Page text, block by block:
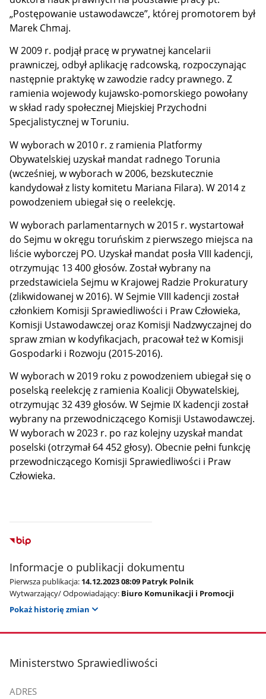
„Postępowanie ustawodawcze”, której promotorem był
Marek Chmaj.
W 2009 r. podjął pracę w prywatnej kancelarii
prawniczej, odbył aplikację radcowską, rozpoczynając
następnie praktykę w zawodzie radcy prawnego. Z
ramienia wojewody kujawsko-pomorskiego powołany
w skład rady społecznej Miejskiej Przychodni
Specjalistycznej w Toruniu.
W wyborach w 2010 r. z ramienia Platformy
Obywatelskiej uzyskał mandat radnego Torunia
(wcześniej, w wyborach w 2006, bezskutecznie
kandydował z listy komitetu Mariana Filara). W 2014 z
powodzeniem ubiegał się o reelekcję.
W wyborach parlamentarnych w 2015 r. wystartował
do Sejmu w okręgu toruńskim z pierwszego miejsca na
liście wyborczej PO. Uzyskał mandat posła VIII kadencji,
otrzymując 13 400 głosów. Został wybrany na
przedstawiciela Sejmu w Krajowej Radzie Prokuratury
(zlikwidowanej w 2016). W Sejmie VIII kadencji został
członkiem Komisji Sprawiedliwości i Praw Człowieka,
Komisji Ustawodawczej oraz Komisji Nadzwyczajnej do
spraw zmian w kodyfikacjach, pracował też w Komisji
Gospodarki i Rozwoju (2015-2016).
W wyborach w 2019 roku z powodzeniem ubiegał się o
poselską reelekcję z ramienia Koalicji Obywatelskiej,
otrzymując 32 439 głosów. W Sejmie IX kadencji został
wybrany na przewodniczącego Komisji Ustawodawczej.
W wyborach w 2023 r. po raz kolejny uzyskał mandat
poselski (otrzymał 64 452 głosy). Obecnie pełni funkcję
przewodniczącego Komisji Sprawiedliwości i Praw
Człowieka.
Informacje o publikacji dokumentu
Pierwsza publikacja: 14.12.2023 08:09 Patryk Polnik
Wytwarzający/ Odpowiadający: Biuro Komunikacji i Promocji
Pokaż historię zmian
stopka
Ministerstwo Sprawiedliwości
ADRES